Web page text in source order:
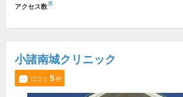
アクセス数※
小諸南城クリニック
口コミ 5件